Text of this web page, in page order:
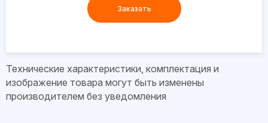
Заказать
Технические характеристики, комплектация и
изображение товара могут быть изменены
производителем без уведомления